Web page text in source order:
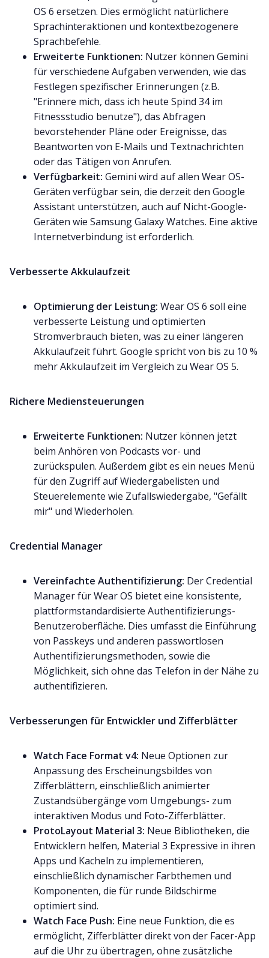
OS 6 ersetzen. Dies ermöglicht natürlichere
Sprachinteraktionen und kontextbezogenere
Sprachbefehle.
Erweiterte Funktionen: Nutzer können Gemini
für verschiedene Aufgaben verwenden, wie das
Festlegen spezifischer Erinnerungen (z.B.
"Erinnere mich, dass ich heute Spind 34 im
Fitnessstudio benutze"), das Abfragen
bevorstehender Pläne oder Ereignisse, das
Beantworten von E-Mails und Textnachrichten
oder das Tätigen von Anrufen.
Verfügbarkeit: Gemini wird auf allen Wear OS-
Geräten verfügbar sein, die derzeit den Google
Assistant unterstützen, auch auf Nicht-Google-
Geräten wie Samsung Galaxy Watches. Eine aktive
Internetverbindung ist erforderlich.
Verbesserte Akkulaufzeit
Optimierung der Leistung: Wear OS 6 soll eine
verbesserte Leistung und optimierten
Stromverbrauch bieten, was zu einer längeren
Akkulaufzeit führt. Google spricht von bis zu 10 %
mehr Akkulaufzeit im Vergleich zu Wear OS 5.
Richere Mediensteuerungen
Erweiterte Funktionen: Nutzer können jetzt
beim Anhören von Podcasts vor- und
zurückspulen. Außerdem gibt es ein neues Menü
für den Zugriff auf Wiedergabelisten und
Steuerelemente wie Zufallswiedergabe, "Gefällt
mir" und Wiederholen.
Credential Manager
Vereinfachte Authentifizierung: Der Credential
Manager für Wear OS bietet eine konsistente,
plattformstandardisierte Authentifizierungs-
Benutzeroberfläche. Dies umfasst die Einführung
von Passkeys und anderen passwortlosen
Authentifizierungsmethoden, sowie die
Möglichkeit, sich ohne das Telefon in der Nähe zu
authentifizieren.
Verbesserungen für Entwickler und Zifferblätter
Watch Face Format v4: Neue Optionen zur
Anpassung des Erscheinungsbildes von
Zifferblättern, einschließlich animierter
Zustandsübergänge vom Umgebungs- zum
interaktiven Modus und Foto-Zifferblätter.
ProtoLayout Material 3: Neue Bibliotheken, die
Entwicklern helfen, Material 3 Expressive in ihren
Apps und Kacheln zu implementieren,
einschließlich dynamischer Farbthemen und
Komponenten, die für runde Bildschirme
optimiert sind.
Watch Face Push: Eine neue Funktion, die es
ermöglicht, Zifferblätter direkt von der Facer-App
auf die Uhr zu übertragen, ohne zusätzliche